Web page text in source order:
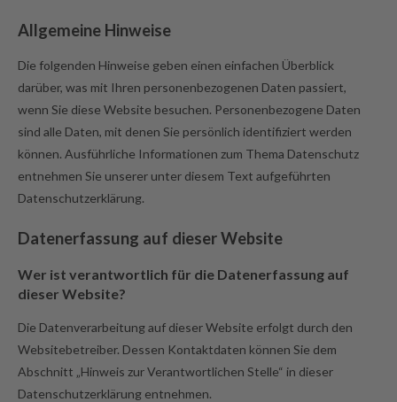
Allgemeine Hinweise
Die folgenden Hinweise geben einen einfachen Überblick
darüber, was mit Ihren personenbezogenen Daten passiert,
wenn Sie diese Website besuchen. Personenbezogene Daten
sind alle Daten, mit denen Sie persönlich identifiziert werden
können. Ausführliche Informationen zum Thema Datenschutz
entnehmen Sie unserer unter diesem Text aufgeführten
Datenschutzerklärung.
Datenerfassung auf dieser Website
Wer ist verantwortlich für die Datenerfassung auf
dieser Website?
Die Datenverarbeitung auf dieser Website erfolgt durch den
Websitebetreiber. Dessen Kontaktdaten können Sie dem
Abschnitt „Hinweis zur Verantwortlichen Stelle“ in dieser
Datenschutzerklärung entnehmen.